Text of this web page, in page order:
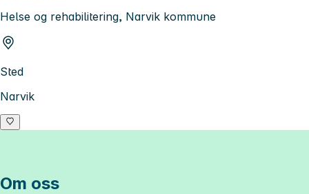
Helse og rehabilitering, Narvik kommune
Sted
Narvik
Om oss